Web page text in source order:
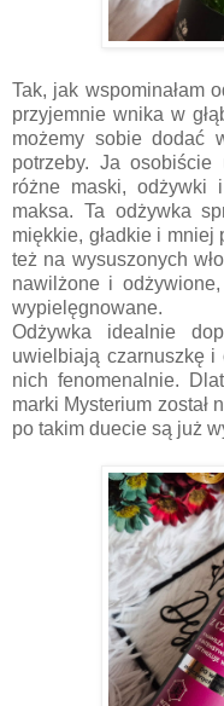
Tak, jak wspominałam
przyjemnie wnika w
możemy sobie dodać
potrzeby. Ja
różne maski, odżywki
maksa. Ta odżywka
miękkie, gładkie i mniej
też na wysuszonych
nawilżone i
wypielęgnowane.
Odżywka idealnie
uwielbiają czarnuszkę
nich fenomenalnie.
marki Mysterium został
po takim duecie są już